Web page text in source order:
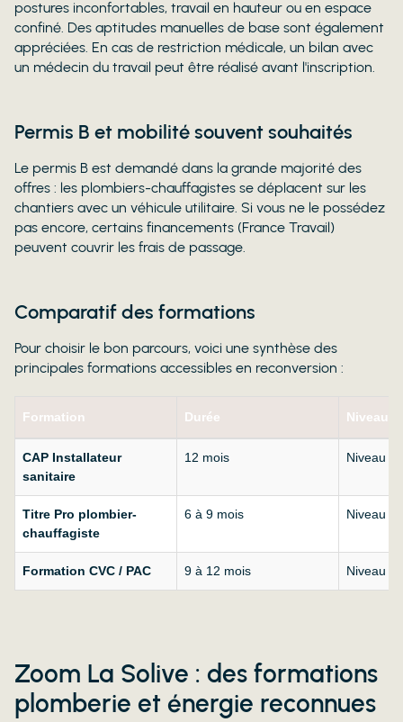
postures inconfortables, travail en hauteur ou en espace
confiné. Des aptitudes manuelles de base sont également
appréciées. En cas de restriction médicale, un bilan avec
un médecin du travail peut être réalisé avant l'inscription.
Permis B et mobilité souvent souhaités
Le permis B est demandé dans la grande majorité des
offres : les plombiers-chauffagistes se déplacent sur les
chantiers avec un véhicule utilitaire. Si vous ne le possédez
pas encore, certains financements (France Travail)
peuvent couvrir les frais de passage.
Comparatif des formations
Pour choisir le bon parcours, voici une synthèse des
principales formations accessibles en reconversion :
Formation Durée Niveau
CAP Installateur
sanitaire
12 mois Niveau 3
Titre Pro plombier-
chauffagiste
6 à 9 mois Niveau 4
Formation CVC / PAC 9 à 12 mois Niveau 4
Zoom La Solive : des formations
plomberie et énergie reconnues